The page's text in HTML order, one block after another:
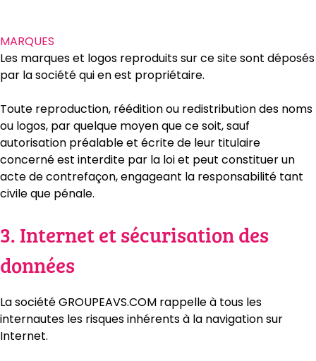
MARQUES
Les marques et logos reproduits sur ce site sont déposés
par la société qui en est propriétaire.
Toute reproduction, réédition ou redistribution des noms
ou logos, par quelque moyen que ce soit, sauf
autorisation préalable et écrite de leur titulaire
concerné est interdite par la loi et peut constituer un
acte de contrefaçon, engageant la responsabilité tant
civile que pénale.
3. Internet et sécurisation des
données
La société GROUPEAVS.COM rappelle à tous les
internautes les risques inhérents à la navigation sur
Internet.